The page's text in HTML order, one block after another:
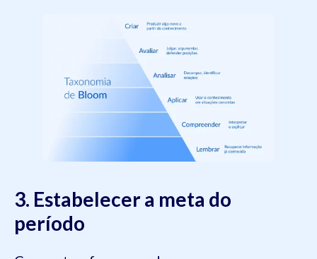
3. Estabelecer a meta do
período